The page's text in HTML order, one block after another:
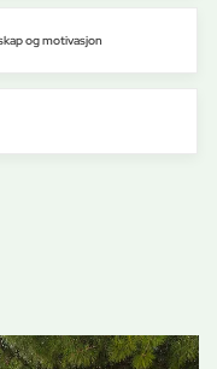
og motivasjon